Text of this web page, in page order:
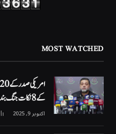
MOST WATCHED
کے 8 نکات جنگ بندی کی بنیاد ہوں گے
اکتوبر 9, 2025